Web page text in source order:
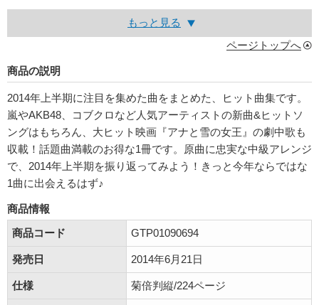
もっと見る
ページトップへ
商品の説明
2014年上半期に注目を集めた曲をまとめた、ヒット曲集です。
嵐やAKB48、コブクロなど人気アーティストの新曲&ヒットソ
ングはもちろん、大ヒット映画『アナと雪の女王』の劇中歌も
収載！話題曲満載のお得な1冊です。原曲に忠実な中級アレンジ
で、2014年上半期を振り返ってみよう！きっと今年ならではな
1曲に出会えるはず♪
商品情報
商品コード
GTP01090694
発売日 2014年6月21日
仕様 菊倍判縦/224ページ